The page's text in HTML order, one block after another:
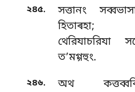
২৪৫.
সত্তানং
হিতাৰহা;
থেরিযাচরিযা
ত’মগ্গহুং.
২৪৬.
অথ